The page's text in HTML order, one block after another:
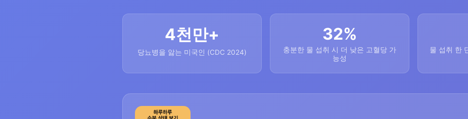
4천만+
당뇨병을 앓는 미국인 (CDC 2024)
32%
충분한 물 섭취 시 더 낮은 고혈당 가
능성
물 섭취 한